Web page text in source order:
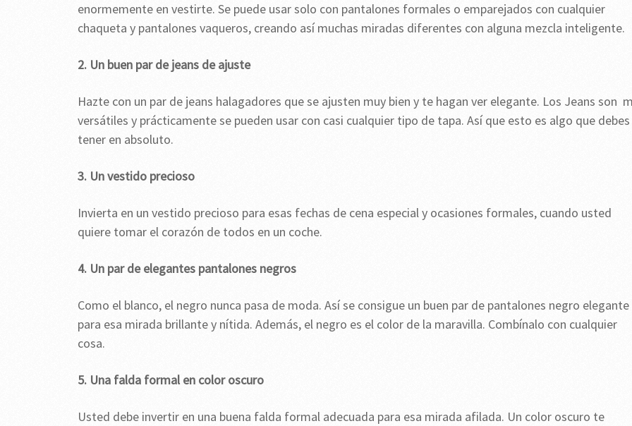
enormemente en vestirte. Se puede usar solo con pantalones formales o emparejados con cualquier
chaqueta y pantalones vaqueros, creando así muchas miradas diferentes con alguna mezcla inteligente.
2. Un buen par de jeans de ajuste
Hazte con un par de jeans halagadores que se ajusten muy bien y te hagan ver elegante. Los Jeans son
versátiles y prácticamente se pueden usar con casi cualquier tipo de tapa. Así que esto es algo que debes
tener en absoluto.
3. Un vestido precioso
Invierta en un vestido precioso para esas fechas de cena especial y ocasiones formales, cuando usted
quiere tomar el corazón de todos en un coche.
4. Un par de elegantes pantalones negros
Como el blanco, el negro nunca pasa de moda. Así se consigue un buen par de pantalones negro elegante
para esa mirada brillante y nítida. Además, el negro es el color de la maravilla. Combínalo con cualquier
cosa.
5. Una falda formal en color oscuro
Usted debe invertir en una buena falda formal adecuada para esa mirada afilada. Un color oscuro te